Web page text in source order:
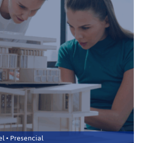
• Presencial